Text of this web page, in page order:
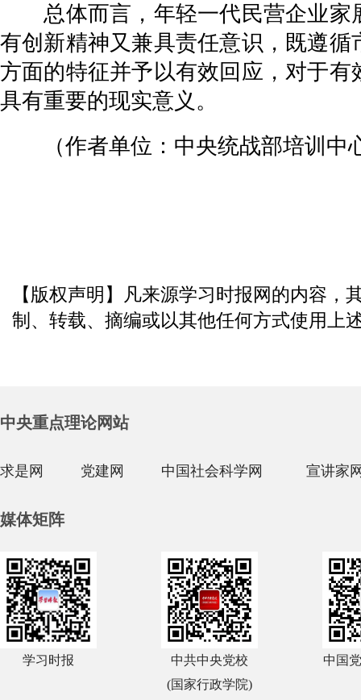
总体而言，年轻一代民营企业家
有创新精神又兼具责任意识，既遵
方面的特征并予以有效回应，对于
具有重要的现实意义。
（作者单位：中央统战部培训中
【版权声明】凡来源学习时报网的内容
制、转载、摘编或以其他任何方式使用上
中央重点理论网站
求是网 党建网 中国社会科学网 宣讲家
媒体矩阵
学习时报
中共中央党校
(国家行政学院)
中国